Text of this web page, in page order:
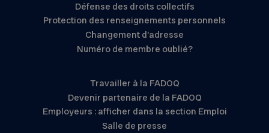
Défense des droits collectifs
Protection des renseignements personnels
Changement d’adresse
Numéro de membre oublié?
Travailler à la FADOQ
Devenir partenaire de la FADOQ
Employeurs : afficher dans la section Emploi
Salle de presse